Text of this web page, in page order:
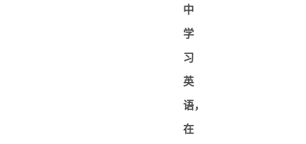
素、文化知识点的深浅程度及循序渐进，各科知识
的切入和叙述，力求符合各年龄段的认知理解水平
和兴趣分布，并与课程设置相适应。中文版本为原
版引进，对难词难句及背景知识都给予了翔实的中
文注释或选译，中国学生可以采用为课程同步读
物，既能学习最基础的核心知识，又能在最地道的
中
学
习
英
语，
在